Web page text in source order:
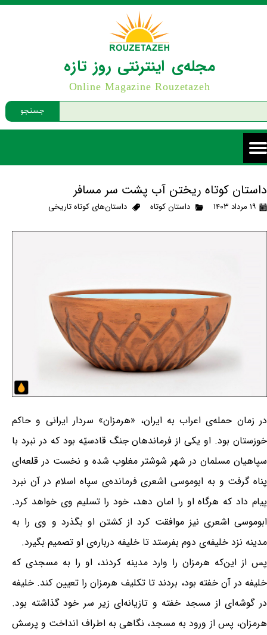
جستجو
مجله‌ی اینترنتی روز تازه
Online Magazine Rouzetazeh
داستان کوتاه ریختن آب پشت سر مسافر
۱۹ مرداد ۱۴۰۳ داستان کوتاه داستان‌های کوتاه تاریخی
در زمان حمله‌ی اعراب به ایران، «هرمزان» سردار ایرانی و حاکم
خوزستان بود. او یكی از فرماندهان جنگ قادسیّه بود که در نبرد با
سپاهیان مسلمان در شهر شوشتر مغلوب شده و نخست در قلعه‌ای
پناه گرفت و به ابوموسی اشعری فرمانده‌ی سپاه اسلام در آن نبرد
پیام داد كه هرگاه او را امان دهد، خود را تسلیم وی خواهد كرد.
ابوموسی اشعری نیز موافقت كرد از كشتن او بگذرد و وی را به
مدینه نزد خلیفه‌ی دوم بفرستد تا خلیفه درباره‌ی او تصمیم بگیرد.
پس از این‌كه هرمزان را وارد مدینه كردند، او را به مسجدی كه
خلیفه در آن خفته بود، بردند تا تكلیف هرمزان را تعیین کند. خلیفه
در گوشه‌ای از مسجد خفته و تازیانه‌ای زیر سر خود گذاشته بود.
هرمزان، پس از ورود به مسجد، نگاهی به اطراف انداخت و پرسش